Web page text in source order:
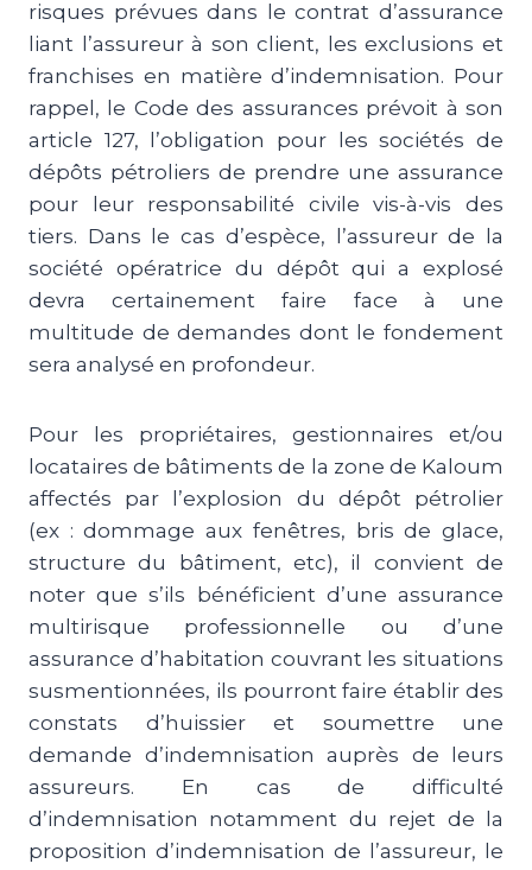
risques prévues dans le contrat d’assurance
liant l’assureur à son client, les exclusions et
franchises en matière d’indemnisation. Pour
rappel, le Code des assurances prévoit à son
article 127, l’obligation pour les sociétés de
dépôts pétroliers de prendre une assurance
pour leur responsabilité civile vis-à-vis des
tiers. Dans le cas d’espèce, l’assureur de la
société opératrice du dépôt qui a explosé
devra certainement faire face à une
multitude de demandes dont le fondement
sera analysé en profondeur.
Pour les propriétaires, gestionnaires et/ou
locataires de bâtiments de la zone de Kaloum
affectés par l’explosion du dépôt pétrolier
(ex : dommage aux fenêtres, bris de glace,
structure du bâtiment, etc), il convient de
noter que s’ils bénéficient d’une assurance
multirisque professionnelle ou d’une
assurance d’habitation couvrant les situations
susmentionnées, ils pourront faire établir des
constats d’huissier et soumettre une
demande d’indemnisation auprès de leurs
assureurs. En cas de difficulté
d’indemnisation notamment du rejet de la
proposition d’indemnisation de l’assureur, le